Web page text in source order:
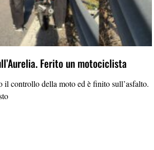
Ferito un motociclista
il controllo della moto ed è finito sull’asfalto.